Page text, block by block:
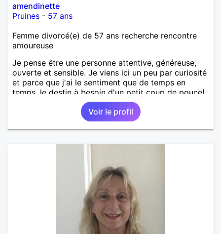
amendinette
Pruines - 57 ans
Femme divorcé(e) de 57 ans recherche rencontre
amoureuse
Je pense être une personne attentive, généreuse,
ouverte et sensible. Je viens ici un peu par curiosité
et parce que j'ai le sentiment que de temps en
temps, le destin à besoin d'un petit coup de pouce!
Voir le profil